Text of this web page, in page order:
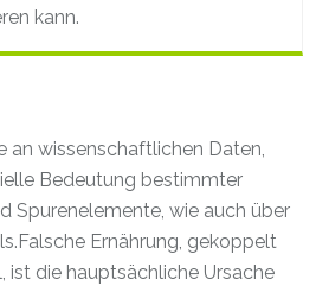
kann.
an wissenschaftlichen Daten,
Bedeutung bestimmter
Spurenelemente, wie auch über
Ernährung, gekoppelt
ist die hauptsächliche Ursache